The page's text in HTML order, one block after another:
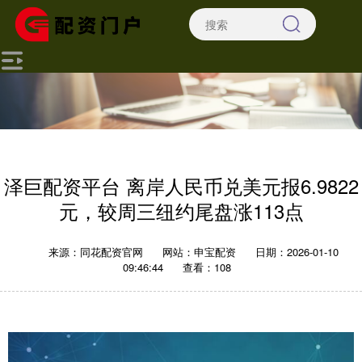
泽巨配资平台 离岸人民币兑美元报6.9822
元，较周三纽约尾盘涨113点
来源：同花配资官网 网站：申宝配资
日期：2026-01-10
09:46:44
查看：108